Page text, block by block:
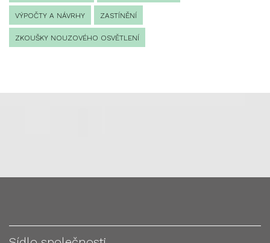
VÝPOČTY A NÁVRHY ZASTÍNĚNÍ
ZKOUŠKY NOUZOVÉHO OSVĚTLENÍ